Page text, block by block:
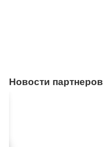
Новости партнеров